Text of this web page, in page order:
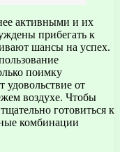
активными и их
прибегать к
шансы на успех.
поимку
удовольствие от
воздухе. Чтобы
готовиться к
комбинации